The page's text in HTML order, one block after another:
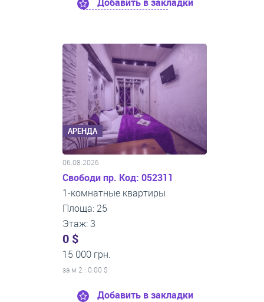
АРЕНДА
06.08.2026
Свободи пр. Код: 052311
1-комнатные квартиры
Площа: 25
Этаж: 3
0 $
15 000 грн.
за м 2 : 0.00 $
Добавить в закладки